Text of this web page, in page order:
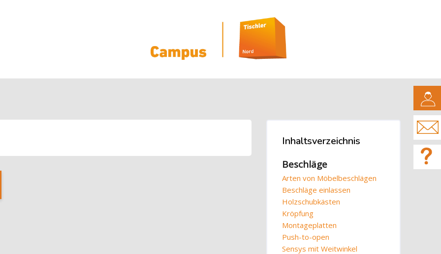
Inhaltsverzeichnis überspringen
Inhaltsverzeichnis
Beschläge
Arten von Möbelbeschlägen
Beschläge einlassen
Holzschubkästen
Kröpfung
Montageplatten
Push-to-open
Sensys mit Weitwinkel